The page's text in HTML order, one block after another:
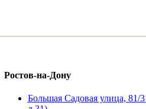
Ростов-на-Дону
Большая Садовая улица, 81/